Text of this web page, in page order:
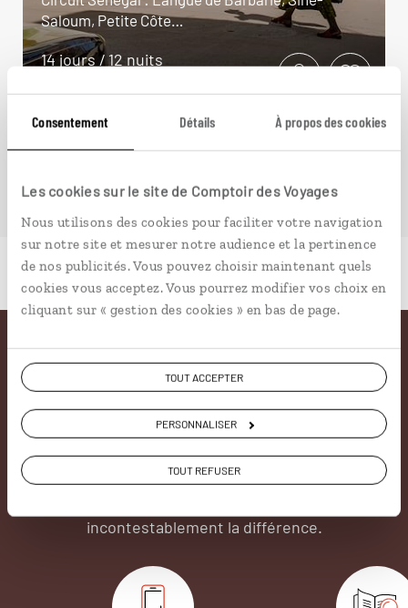
Consentement Détails À propos des cookies
Les cookies sur le site de Comptoir des Voyages
Nous utilisons des cookies pour faciliter votre navigation
sur notre site et mesurer notre audience et la pertinence
de nos publicités. Vous pouvez choisir maintenant quels
cookies vous acceptez. Vous pourrez modifier vos choix en
cliquant sur « gestion des cookies » en bas de page.
TOUT ACCEPTER
PERSONNALISER
TOUT REFUSER
Saloum, Petite Côte…
14 jours / 12 nuits
Pourquoi voyager avec
nous
Soyons honnête, nous ne sommes pas les seuls
à proposer des voyages sur mesure,mais nous
incontestablement la différence.